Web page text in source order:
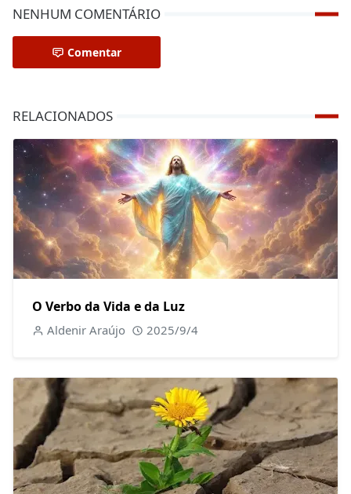
NENHUM COMENTÁRIO
Comentar
RELACIONADOS
O Verbo da Vida e da Luz
Aldenir Araújo 2025/9/4